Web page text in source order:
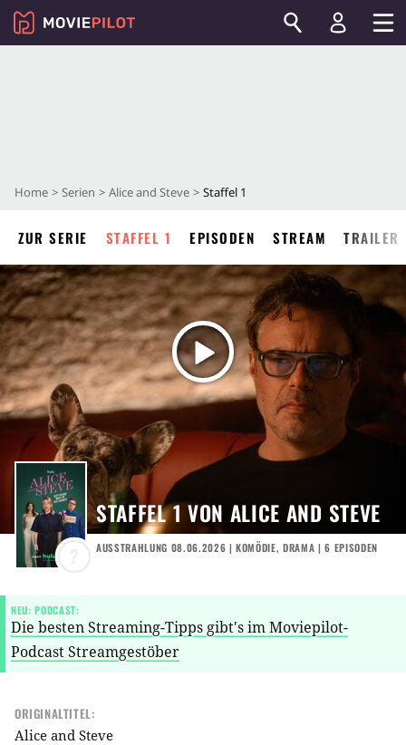
Home Serien Alice and Steve Staffel 1
ZUR SERIE STAFFEL 1 EPISODEN STREAM TRAILER
STAFFEL 1 VON ALICE AND STEVE
AUSSTRAHLUNG 08.06.2026 |KOMÖDIE,DRAMA | 6 EPISODEN
NEU: PODCAST:
Die besten Streaming-Tipps gibt's im Moviepilot-
Podcast Streamgestöber
ORIGINALTITEL:
Alice and Steve